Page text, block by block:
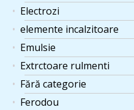
Electrozi
elemente incalzitoare
Emulsie
Extrctoare rulmenti
Fără categorie
Ferodou